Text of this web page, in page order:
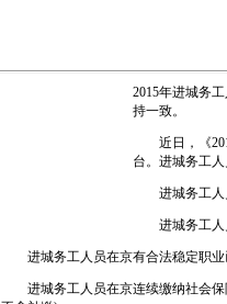
2015年进城务
持一致。
近日，《
台。进城务工
进城务工人
进城务工人
进城务工人员在京有合法稳定职业
进城务工人员在京连续缴纳社会保